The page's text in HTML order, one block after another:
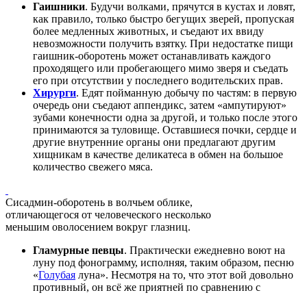
Гаишники. Будучи волками, прячутся в кустах и ловят,
как правило, только быстро бегущих зверей, пропуская
более медленных животных, и съедают их ввиду
невозможности получить взятку. При недостатке пищи
гаишник-оборотень может останавливать каждого
проходящего или пробегающего мимо зверя и съедать
его при отсутствии у последнего водительских прав.
Хирурги. Едят пойманную добычу по частям: в первую
очередь они съедают аппендикс, затем «ампутируют»
зубами конечности одна за другой, и только после этого
принимаются за туловище. Оставшиеся почки, сердце и
другие внутренние органы они предлагают другим
хищникам в качестве деликатеса в обмен на большое
количество свежего мяса.
Сисадмин-оборотень в волчьем облике,
отличающегося от человеческого несколько
меньшим оволосением вокруг глазниц.
Гламурные певцы. Практически ежедневно воют на
луну под фонограмму, исполняя, таким образом, песню
«Голубая луна». Несмотря на то, что этот вой довольно
противный, он всё же приятней по сравнению с